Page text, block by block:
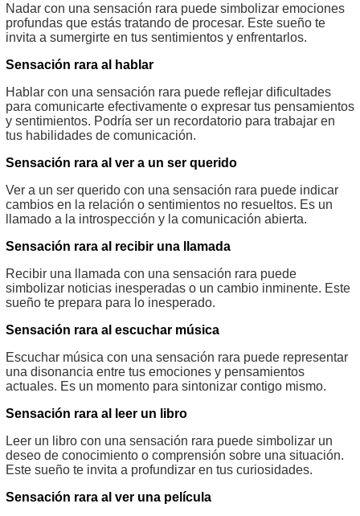
Nadar con una sensación rara puede simbolizar emociones
profundas que estás tratando de procesar. Este sueño te
invita a sumergirte en tus sentimientos y enfrentarlos.
Sensación rara al hablar
Hablar con una sensación rara puede reflejar dificultades
para comunicarte efectivamente o expresar tus pensamientos
y sentimientos. Podría ser un recordatorio para trabajar en
tus habilidades de comunicación.
Sensación rara al ver a un ser querido
Ver a un ser querido con una sensación rara puede indicar
cambios en la relación o sentimientos no resueltos. Es un
llamado a la introspección y la comunicación abierta.
Sensación rara al recibir una llamada
Recibir una llamada con una sensación rara puede
simbolizar noticias inesperadas o un cambio inminente. Este
sueño te prepara para lo inesperado.
Sensación rara al escuchar música
Escuchar música con una sensación rara puede representar
una disonancia entre tus emociones y pensamientos
actuales. Es un momento para sintonizar contigo mismo.
Sensación rara al leer un libro
Leer un libro con una sensación rara puede simbolizar un
deseo de conocimiento o comprensión sobre una situación.
Este sueño te invita a profundizar en tus curiosidades.
Sensación rara al ver una película